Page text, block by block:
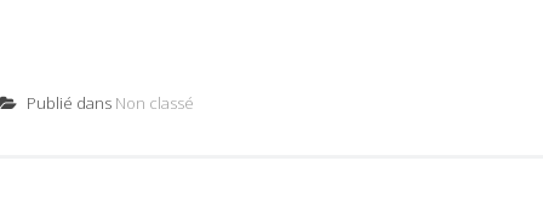
Publié dans Non classé